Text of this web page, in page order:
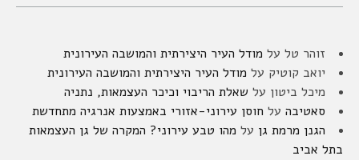
זוהר טל על מודל העיר היצירתית והמושבה העירונית
יואב קוטיק על מודל העיר היצירתית והמושבה העירונית
מיכל ביטון על שאלת הריבוי וכיכר העצמאות, נתניה
סאטיבה על חוסן עירוני-אזורי באמצעות אנרגיה מתחדשת
הגנן מרמת גן על מהו טבע עירוני? המקרה של גן העצמאות
בתל אביב